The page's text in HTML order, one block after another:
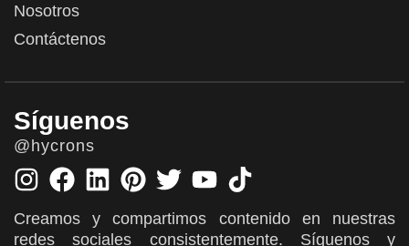
Nosotros
Contáctenos
Síguenos
@hycrons
Creamos y compartimos contenido en nuestras
redes sociales consistentemente. Síguenos y